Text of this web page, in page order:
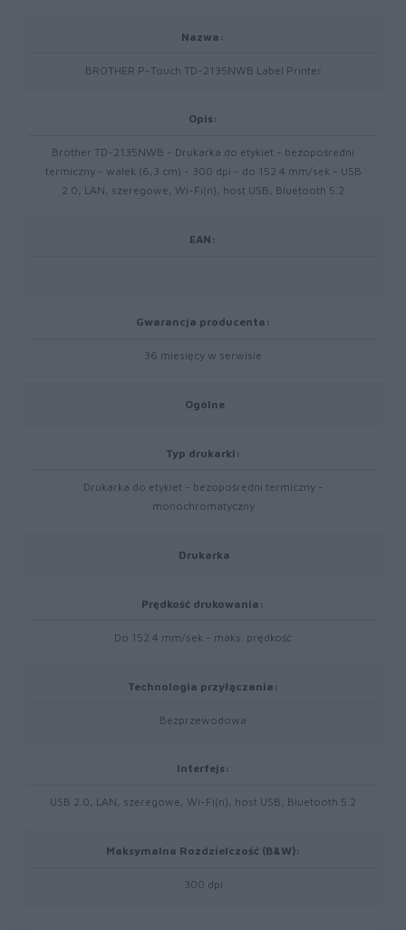
Nazwa:
BROTHER P-Touch TD-2135NWB Label Printer
Opis:
Brother TD-2135NWB - Drukarka do etykiet - bezopośredni
termiczny - wałek (6,3 cm) - 300 dpi - do 152.4 mm/sek - USB
2.0, LAN, szeregowe, Wi-Fi(n), host USB, Bluetooth 5.2
EAN:
Gwarancja producenta:
36 miesięcy w serwisie
Ogólne
Typ drukarki:
Drukarka do etykiet - bezopośredni termiczny -
monochromatyczny
Drukarka
Prędkość drukowania:
Do 152.4 mm/sek - maks. prędkość
Technologia przyłączania:
Bezprzewodowa
Interfejs:
USB 2.0, LAN, szeregowe, Wi-Fi(n), host USB, Bluetooth 5.2
Maksymalna Rozdzielczość (B&W):
300 dpi